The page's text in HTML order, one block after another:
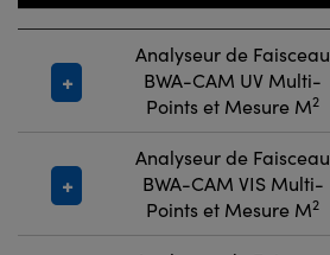
Analyseur de Faisceau
BWA-CAM UV Multi-
Points et Mesure M2
Analyseur de Faisceau
BWA-CAM VIS Multi-
Points et Mesure M2